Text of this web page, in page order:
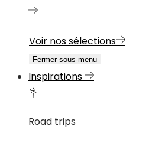
Voir nos sélections
Fermer sous-menu
Inspirations
Road trips